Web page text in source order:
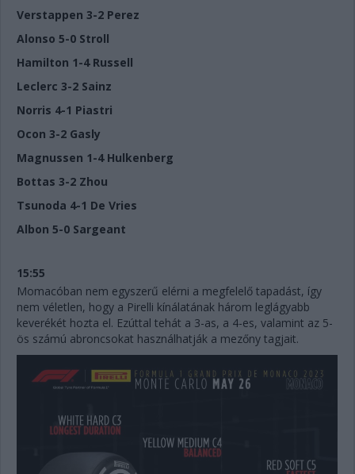
Verstappen 3-2 Perez
Alonso 5-0 Stroll
Hamilton 1-4 Russell
Leclerc 3-2 Sainz
Norris 4-1 Piastri
Ocon 3-2 Gasly
Magnussen 1-4 Hulkenberg
Bottas 3-2 Zhou
Tsunoda 4-1 De Vries
Albon 5-0 Sargeant
15:55
Momacóban nem egyszerű elérni a megfelelő tapadást, így
nem véletlen, hogy a Pirelli kínálatának három leglágyabb
keverékét hozta el. Ezúttal tehát a 3-as, a 4-es, valamint az 5-
ös számú abroncsokat használhatják a mezőny tagjait.